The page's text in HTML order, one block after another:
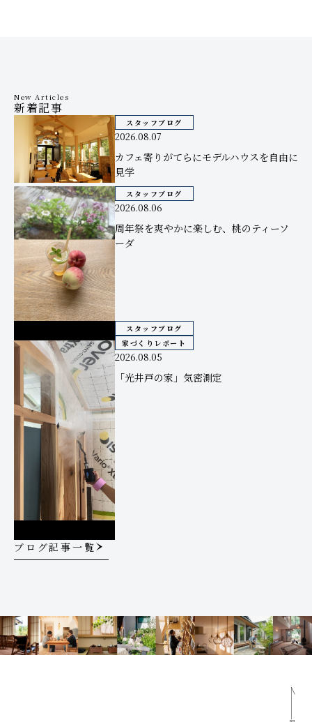
New Articles
新着記事
ブログ記事一覧
スタッフブログ
2026.08.07
カフェ寄りがてらにモデルハウスを自由に
見学
スタッフブログ
2026.08.06
周年祭を爽やかに楽しむ、桃のティーソ
ーダ
スタッフブログ
家づくりレポート
2026.08.05
「光井戸の家」気密測定